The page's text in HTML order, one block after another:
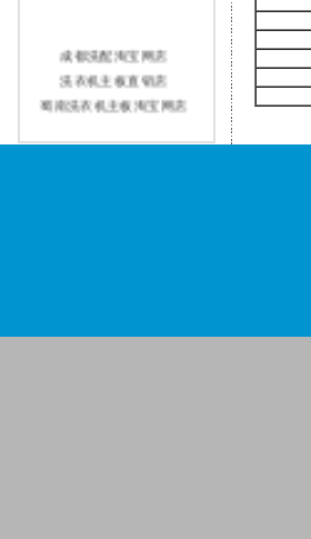
成都洗配淘宝网店
洗衣机主板直销店
蜀南洗衣机主板淘宝网店